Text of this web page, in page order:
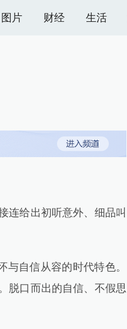
图片 财经 生活
给出初听意外、细品叫
自信从容的时代特色。
脱口而出的自信、不假思